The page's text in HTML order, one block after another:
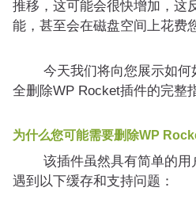
推移，这可能会很快增加，这
能，甚至会在磁盘空间上花费
今天我们将向您展示如何
全删除WP Rocket插件的完整
为什么您可能需要删除WP
该插件虽然具有简单的用
遇到以下缓存和支持问题：